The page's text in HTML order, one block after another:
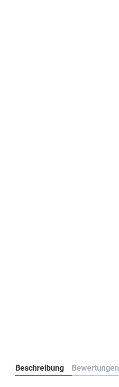
Beschreibung Bewertungen